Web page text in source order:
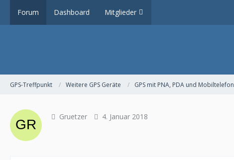
Forum Dashboard Mitglieder
GPS-Treffpunkt Weitere GPS Geräte GPS mit PNA, PDA und Mobiltelefon
Gruetzer 4. Januar 2018